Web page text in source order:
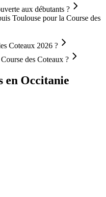
aux débutants ?
Toulouse pour la Course des
Coteaux 2026 ?
des Coteaux ?
en Occitanie